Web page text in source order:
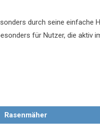
durch seine einfache
für Nutzer, die aktiv
Rasenmäher